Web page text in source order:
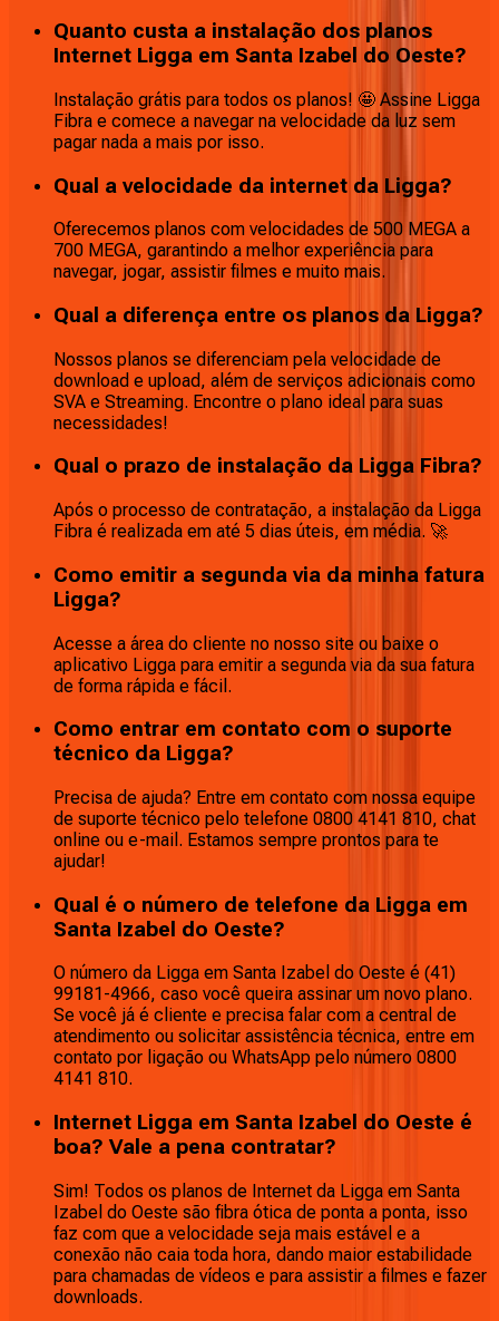
Quanto custa a instalação dos planos
Internet Ligga em Santa Izabel do Oeste?
Instalação grátis para todos os planos! 🤩 Assine Ligga
Fibra e comece a navegar na velocidade da luz sem
pagar nada a mais por isso.
Qual a velocidade da internet da Ligga?
Oferecemos planos com velocidades de 500 MEGA a
700 MEGA, garantindo a melhor experiência para
navegar, jogar, assistir filmes e muito mais.
Qual a diferença entre os planos da Ligga?
Nossos planos se diferenciam pela velocidade de
download e upload, além de serviços adicionais como
SVA e Streaming. Encontre o plano ideal para suas
necessidades!
Qual o prazo de instalação da Ligga Fibra?
Após o processo de contratação, a instalação da Ligga
Fibra é realizada em até 5 dias úteis, em média. 🚀
Como emitir a segunda via da minha fatura
Ligga?
Acesse a área do cliente no nosso site ou baixe o
aplicativo Ligga para emitir a segunda via da sua fatura
de forma rápida e fácil.
Como entrar em contato com o suporte
técnico da Ligga?
Precisa de ajuda? Entre em contato com nossa equipe
de suporte técnico pelo telefone 0800 4141 810, chat
online ou e-mail. Estamos sempre prontos para te
ajudar!
Qual é o número de telefone da Ligga em
Santa Izabel do Oeste?
O número da Ligga em Santa Izabel do Oeste é (41)
99181-4966, caso você queira assinar um novo plano.
Se você já é cliente e precisa falar com a central de
atendimento ou solicitar assistência técnica, entre em
contato por ligação ou WhatsApp pelo número 0800
4141 810.
Internet Ligga em Santa Izabel do Oeste é
boa? Vale a pena contratar?
Sim! Todos os planos de Internet da Ligga em Santa
Izabel do Oeste são fibra ótica de ponta a ponta, isso
faz com que a velocidade seja mais estável e a
conexão não caia toda hora, dando maior estabilidade
para chamadas de vídeos e para assistir a filmes e fazer
downloads.